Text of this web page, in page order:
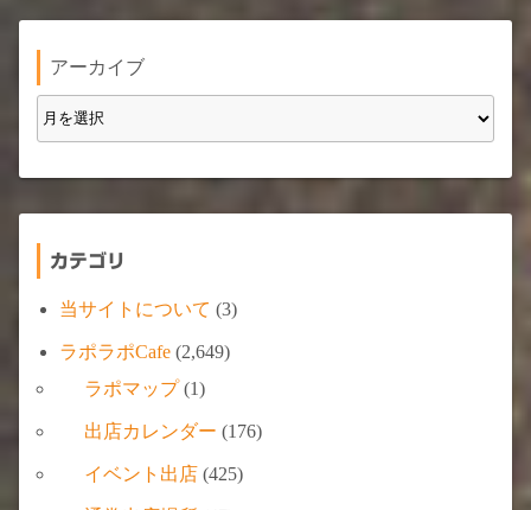
アーカイブ
カテゴリ
当サイトについて (3)
ラポラポCafe (2,649)
ラポマップ(1)
出店カレンダー (176)
イベント出店 (425)